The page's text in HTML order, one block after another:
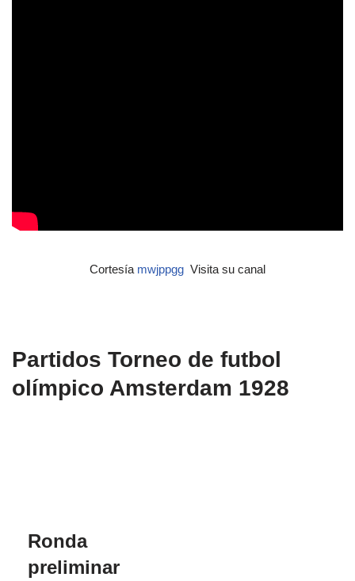
Cortesía mwjppgg Visita su canal
Partidos Torneo de futbol
olímpico Amsterdam 1928
Ronda
preliminar